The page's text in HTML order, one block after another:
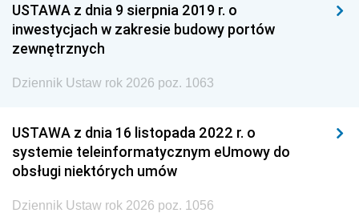
USTAWA z dnia 9 sierpnia 2019 r. o
inwestycjach w zakresie budowy portów
zewnętrznych
Dziennik Ustaw rok 2026 poz. 1063
USTAWA z dnia 16 listopada 2022 r. o
systemie teleinformatycznym eUmowy do
obsługi niektórych umów
Dziennik Ustaw rok 2026 poz. 1056